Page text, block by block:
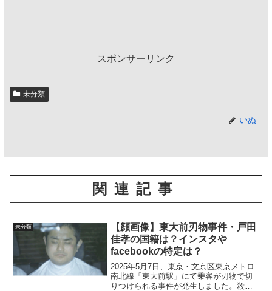
スポンサーリンク
未分類
いぬ
関連記事
未分類
【顔画像】東大前刃物事件・戸田
佳孝の国籍は？インスタや
facebookの特定は？
2025年5月7日、東京・文京区東京メトロ
南北線「東大前駅」にて乗客が刃物で切
りつけられる事件が発生しました。殺人